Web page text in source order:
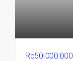
Rp50.000.000